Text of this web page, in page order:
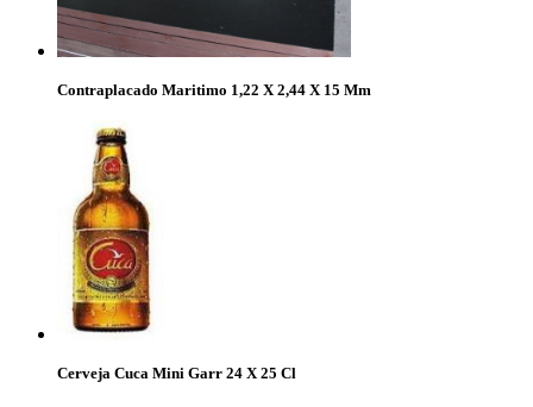
Contraplacado Maritimo 1,22 X 2,44 X 15 Mm
Cerveja Cuca Mini Garr 24 X 25 Cl